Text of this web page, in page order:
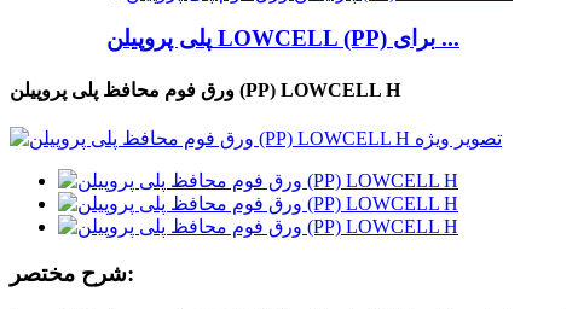
پلی پروپیلن LOWCELL (PP) برای ...
ورق فوم محافظ پلی پروپیلن (PP) LOWCELL H
شرح مختصر: